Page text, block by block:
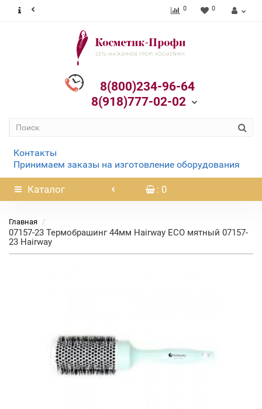
0 0
8(800)234-96-64
8(918)777-02-02
Контакты
Принимаем заказы на изготовление оборудования
Каталог : 0
Главная
07157-23 Термобрашинг 44мм Hairway ECO мятный 07157-
23 Hairway